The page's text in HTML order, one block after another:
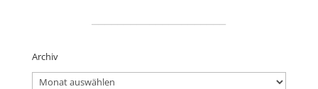
Archiv
Archiv